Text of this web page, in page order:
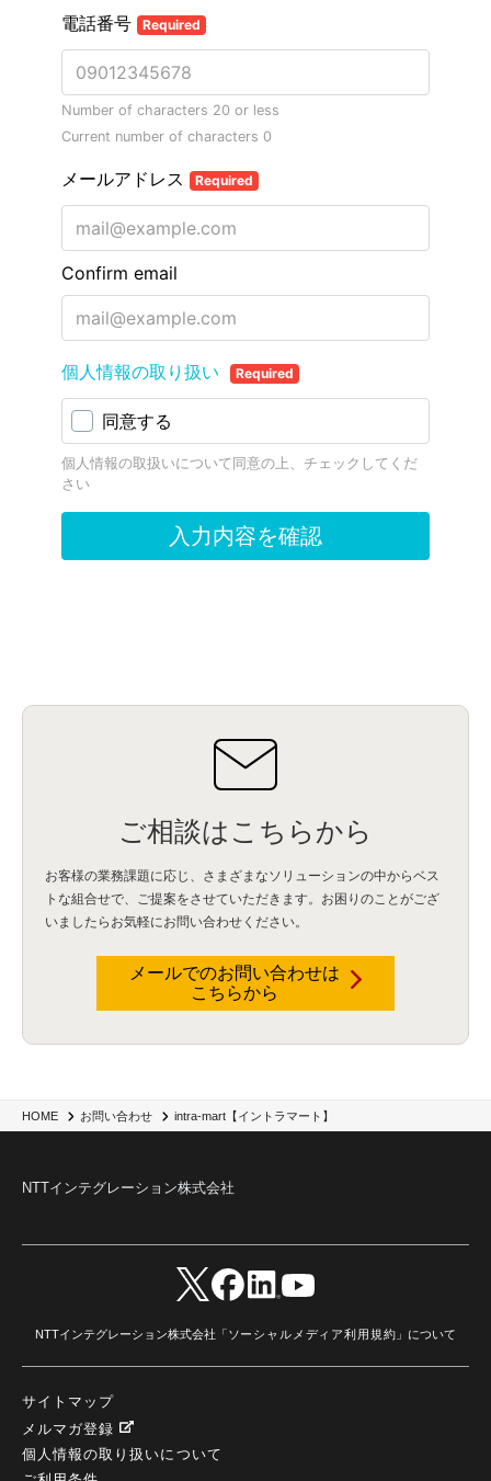
HOME お問い合わせ intra-mart【イントラマート】
ご相談はこちらから
お客様の業務課題に応じ、さまざまなソリューションの中からベス
トな組合せで、
ご提案をさせていただきます。お困りのことがござ
いましたらお気軽にお問い合わせください。
メールでのお問い合わせは
こちらから
NTTインテグレーション株式会社
NTTインテグレーション株式会社「ソーシャルメディア利用規約 」について
サイトマップ
メルマガ登録
個人情報の取り扱いについて